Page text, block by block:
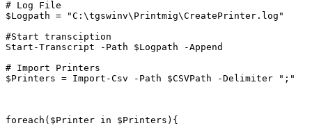
# Log File
$Logpath = "C:\tgswinv\Printmig\CreatePrinter.log"
#Start transciption
Start-Transcript -Path $Logpath -Append
# Import Printers
$Printers = Import-Csv -Path $CSVPath -Delimiter ";"
foreach($Printer in $Printers){